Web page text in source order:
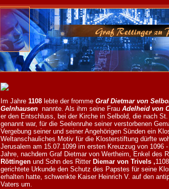
Im Jahre 1108 lebte der fromme Graf Dietmar von
Gelnhausen nannte. Als ihm seine Frau Adelheid von
er den Entschluss, bei der Kirche in Selbold, die nach
genannt war, für die Seelenruhe seiner verstorbenen
Vergebung seiner und seiner Angehörigen Sünden ein
Weltanschauliches Motiv für die Klosterstiftung dürfte
Jerusalem am 15.07.1099 im ersten Kreuzzug von 1096
Jahre, nachdem Graf Dietmar von Wertheim, Enkel des
Röttingen und Sohn des Ritter Diemar von Trivels ,
gerichtete Urkunde den Schutz des Papstes für seine
erhalten hatte, schwenkte Kaiser Heinrich V. auf den
Vaters um.